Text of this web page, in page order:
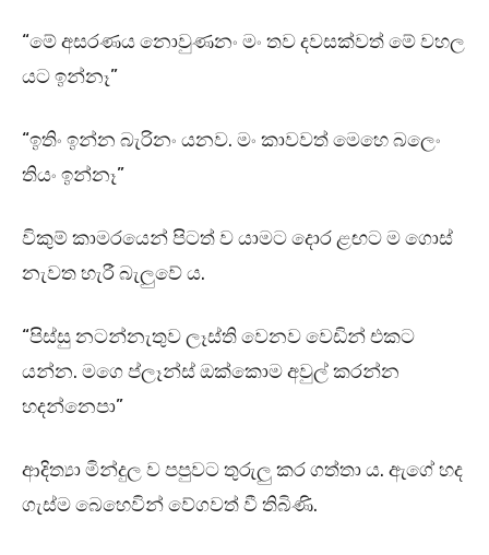
“මේ අසරණය නොවුණනං මං තව දවසක්වත් මේ වහල
යට ඉන්නෑ”
“ඉතිං ඉන්න බැරිනං යනව. මං කාවවත් මෙහෙ බලෙං
තියං ඉන්නෑ”
විකුම් කාමරයෙන් පිටත් ව යාමට දොර ළඟට ම ගොස්
නැවත හැරී බැලුවේ ය.
“පිස්සු නටන්නැතුව ලෑස්ති වෙනව වෙඩින් එකට
යන්න. මගෙ ප්ලෑන්ස් ඔක්කොම අවුල් කරන්න
හදන්නෙපා”
ආදිත්‍යා මින්දුල ව පපුවට තුරුලු කර ගත්තා ය. ඇගේ හද
ගැස්ම බෙහෙවින් වේගවත් වී තිබිණි.